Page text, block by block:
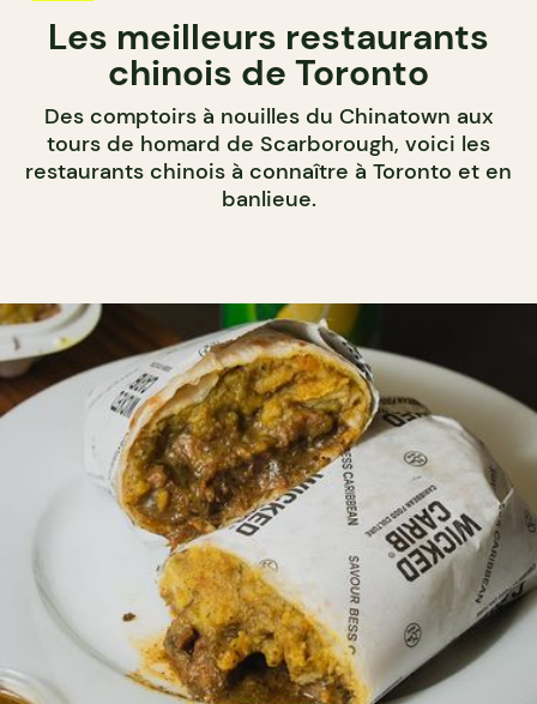
Les meilleurs restaurants
chinois de Toronto
Des comptoirs à nouilles du Chinatown aux
tours de homard de Scarborough, voici les
restaurants chinois à connaître à Toronto et en
banlieue.